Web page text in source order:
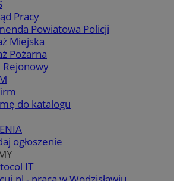
Pracy
Powiatowa Policji
Miejska
Pożarna
Rejonowy
do katalogu
ogłoszenie
IT